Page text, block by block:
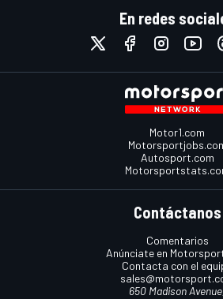
En redes
Motor1.com
Autosport.com
Contáctanos
Comentarios
Anúnciate en
Contacta con el
650 Madison